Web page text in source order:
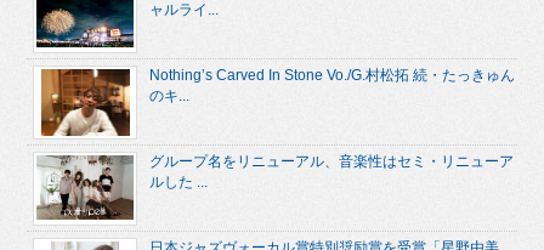
ャルライ...
Nothing’s Carved In Stone Vo./G.村松拓 続・たっきゅん
のキ...
グループ名をリニューアル、音楽性はセミ・リニューア
ルした ...